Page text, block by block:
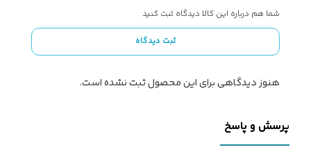
شما هم درباره این کالا دیدگاه ثبت کنید
ثبت دیدگاه
هنوز دیدگاهی برای این محصول ثبت نشده است.
پرسش و پاسخ